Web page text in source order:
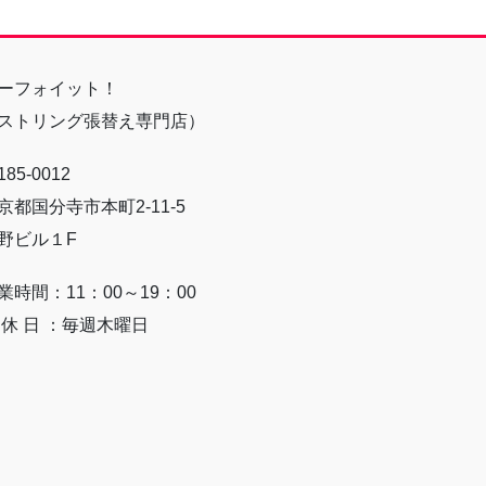
フォイット！
ストリング張替え専門店）
0012
都国分寺市本町2-11-5
ビル１F
時間：11：00～19：00
日 ：毎週木曜日